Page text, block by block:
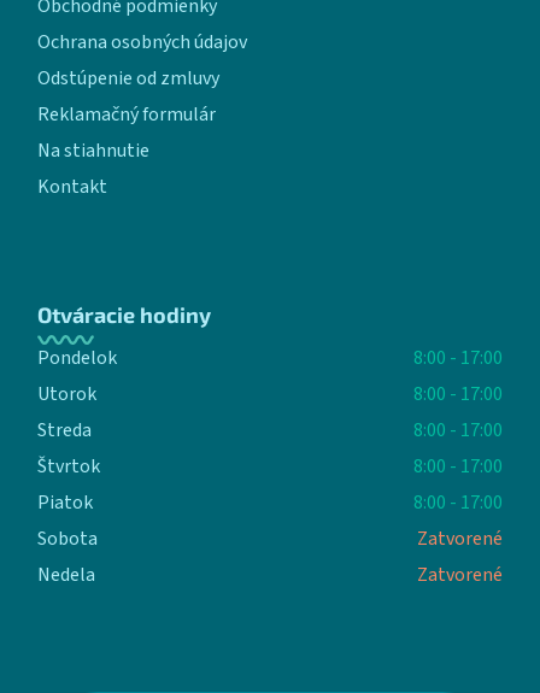
Obchodné podmienky
Ochrana osobných údajov
Odstúpenie od zmluvy
Reklamačný formulár
Na stiahnutie
Kontakt
Otváracie hodiny
Pondelok
8:00 - 17:00
Utorok
8:00 - 17:00
Streda
8:00 - 17:00
Štvrtok
8:00 - 17:00
Piatok
8:00 - 17:00
Sobota
Zatvorené
Nedela
Zatvorené